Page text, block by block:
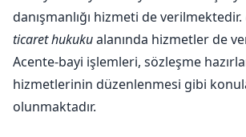
danışmanlığı hizmeti de verilmektedir.
ticaret hukukualanında hizmetler de
Acente-bayi işlemleri, sözleşme
hizmetlerinin düzenlenmesi gibi
olunmaktadır.